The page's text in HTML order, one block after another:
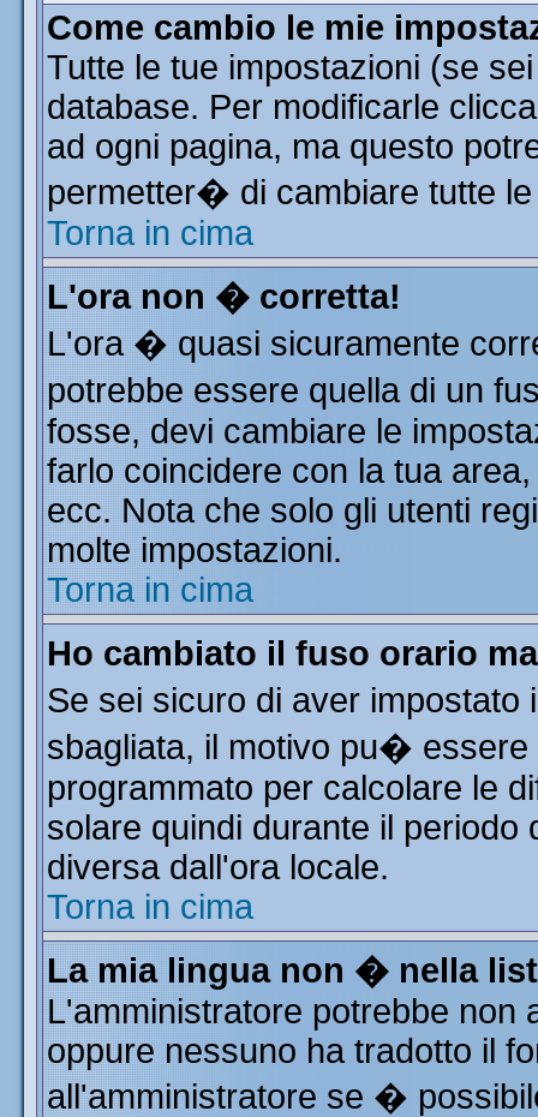
Come cambio le mie
Tutte le tue impostazioni (se
database. Per modificarle
ad ogni pagina, ma questo
permetter� di cambiare tutte
Torna in cima
L'ora non � corretta!
L'ora � quasi sicuramente
potrebbe essere quella di un
fosse, devi cambiare le
farlo coincidere con la tua
ecc. Nota che solo gli utenti
molte impostazioni.
Torna in cima
Ho cambiato il fuso orario
Se sei sicuro di aver
sbagliata, il motivo pu�
programmato per calcolare le
solare quindi durante il
diversa dall'ora locale.
Torna in cima
La mia lingua non � nella
L'amministratore potrebbe non
oppure nessuno ha tradotto il
all'amministratore se �